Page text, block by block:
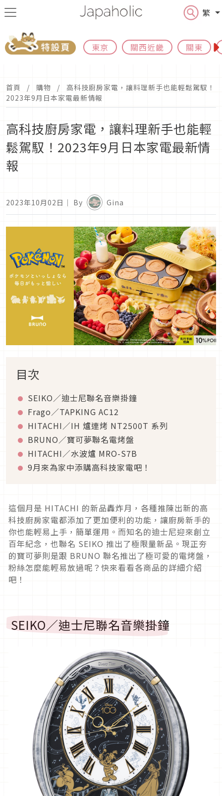
繁
東京 關西近畿 關東
首頁 購物
高科技廚房家電，讓料理新手也能輕鬆駕馭！
2023年9月日本家電最新情報
高科技廚房家電，讓料理新手也能輕
鬆駕馭！2023年9月日本家電最新情
報
2023年10月02日 ｜ By Gina
目次
SEIKO／迪士尼聯名音樂掛鐘
Frago／TAPKING AC12
HITACHI／IH 爐連烤 NT2500T 系列
BRUNO／寶可夢聯名電烤盤
HITACHI／水波爐 MRO-S7B
9月來為家中添購高科技家電吧！
這個月是 HITACHI 的新品轟炸月，各種推陳出新的高
科技廚房家電都添加了更加便利的功能，讓廚房新手的
你也能輕易上手，簡單運用。而知名的迪士尼迎來創立
百年紀念，也聯名 SEIKO 推出了極限量新品。現正夯
的寶可夢則是跟 BRUNO 聯名推出了極可愛的電烤盤，
粉絲怎麼能輕易放過呢？快來看看各商品的詳細介紹
吧！
SEIKO／迪士尼聯名音樂掛鐘